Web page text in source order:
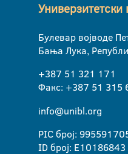
Универзитетски
Булевар војводе
Бања Лука,
+387 51 321 171
Факс: +387 51 315
info@unibl.org
PIC број:
ID број: E10186843